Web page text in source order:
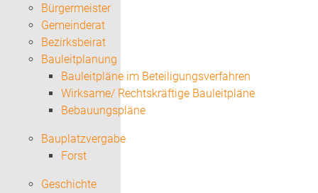
Bürgermeister
Gemeinderat
Bezirksbeirat
Bauleitplanung
Bauleitpläne im Beteiligungsverfahren
Wirksame/ Rechtskräftige Bauleitpläne
Bebauungspläne
Bauplatzvergabe
Forst
Geschichte